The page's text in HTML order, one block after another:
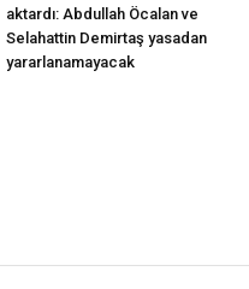
aktardı: Abdullah Öcalan ve
Selahattin Demirtaş yasadan
yararlanamayacak